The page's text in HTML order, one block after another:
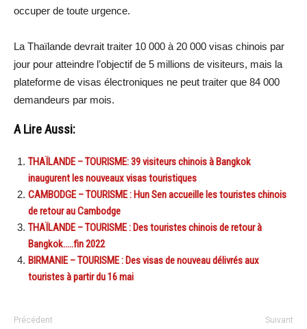
occuper de toute urgence.
La Thaïlande devrait traiter 10 000 à 20 000 visas chinois par
jour pour atteindre l’objectif de 5 millions de visiteurs, mais la
plateforme de visas électroniques ne peut traiter que 84 000
demandeurs par mois.
A Lire Aussi:
THAÏLANDE – TOURISME: 39 visiteurs chinois à Bangkok
inaugurent les nouveaux visas touristiques
CAMBODGE – TOURISME : Hun Sen accueille les touristes chinois
de retour au Cambodge
THAÏLANDE – TOURISME : Des touristes chinois de retour à
Bangkok…..fin 2022
BIRMANIE – TOURISME : Des visas de nouveau délivrés aux
touristes à partir du 16 mai
Précédent Suivant